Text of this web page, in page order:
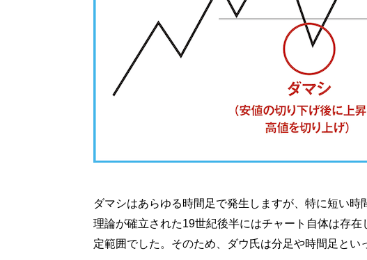
ダマシはあらゆる時間足で発生しますが、特に短い
理論が確立された19世紀後半にはチャート自体は存
定範囲でした。そのため、ダウ氏は分足や時間足とい